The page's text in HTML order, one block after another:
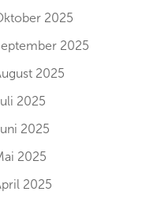
2025
2025
2025
2025
2025
2025
2025